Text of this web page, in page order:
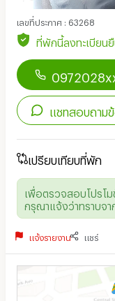
เลขที่ประกาศ : 63268
ที่พักนี้ลงทะเบียน
แชทสอบถาม
เปรียบเทียบที่พัก
เพื่อตรวจสอบโปรโม
กรุณาแจ้งว่าทราบจา
แจ้งรายงาน แชร์